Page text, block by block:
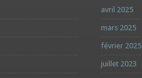
avril 2025
mars 2025
février 2025
juillet 2023